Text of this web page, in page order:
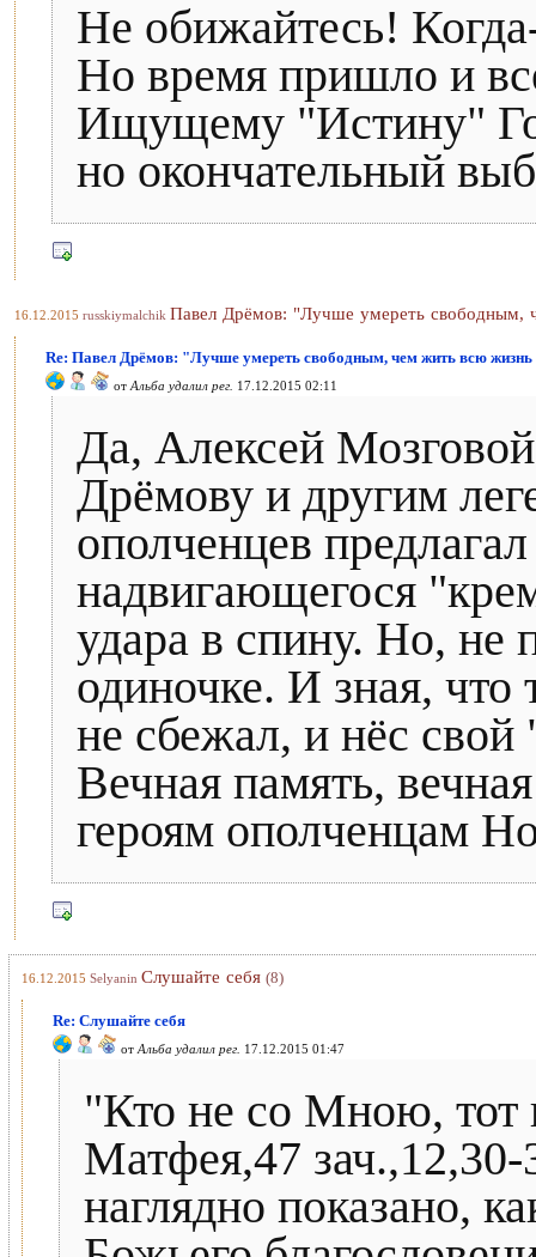
Не обижайтесь!
Но время пришло и
Ищущему "Истину"
но окончательный
16.12.2015 russkiymalchik Павел Дрёмов: "Лучше умереть свободным,
Re: Павел Дрёмов: "Лучше умереть свободным, чем жить всю
от Альба удалил рег. 17.12.2015 02:11
Да, Алексей
Дрёмову и другим
ополченцев
надвигающегося
удара в спину. Но, не
одиночке. И зная, что
не сбежал, и нёс свой
Вечная память,
героям ополченцам
16.12.2015 Selyanin Слушайте себя (8)
Re: Слушайте себя
от Альба удалил рег. 17.12.2015 01:47
"Кто не со Мною, тот
Матфея,47 зач.,12,30-
наглядно показано,